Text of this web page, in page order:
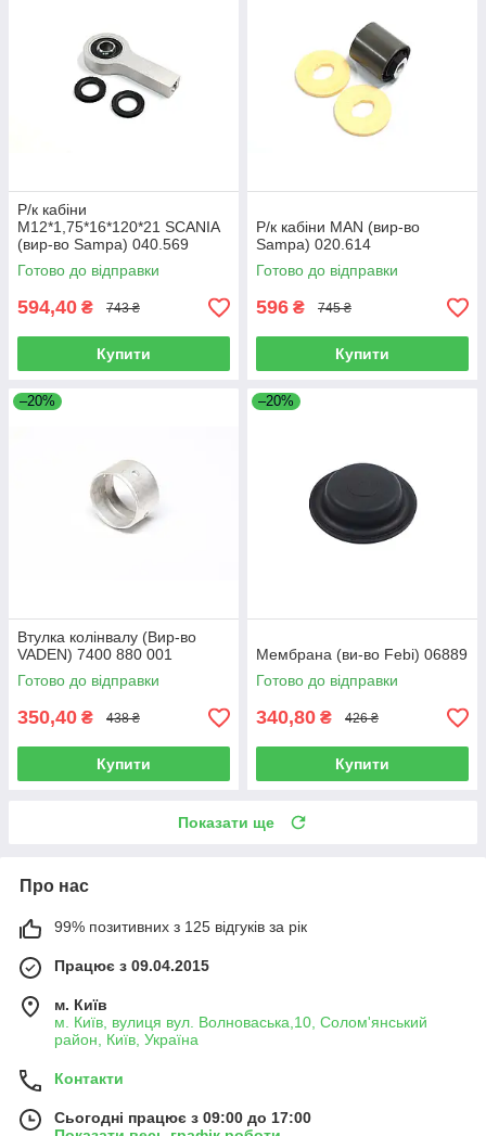
Р/к кабіни
M12*1,75*16*120*21 SCANIA
(вир-во Sampa) 040.569
Готово до відправки
594,40 ₴ 743 ₴
Купити
Р/к кабіни MAN (вир-во
Sampa) 020.614
Готово до відправки
596 ₴ 745 ₴
Купити
–20%
Втулка колінвалу (Вир-во
VADEN) 7400 880 001
Готово до відправки
350,40 ₴ 438 ₴
Купити
–20%
Мембрана (ви-во Febi) 06889
Готово до відправки
340,80 ₴ 426 ₴
Купити
Показати ще
Про нас
99% позитивних з 125 відгуків за рік
Працює з 09.04.2015
м. Київ
м. Київ, вулиця вул. Волноваська,10, Солом'янський
район, Київ, Україна
Контакти
Сьогодні працює з 09:00 до 17:00